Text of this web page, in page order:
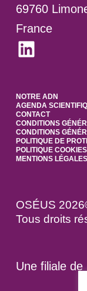
69760
France
LinkedIn
NOTRE ADN
AGENDA
CONTACT
CONDITIONS
CONDITIONS
POLITIQUE DE
POLITIQUE COOKIES
MENTIONS LÉGALES
OSÉUS
Tous droits
Une filiale de